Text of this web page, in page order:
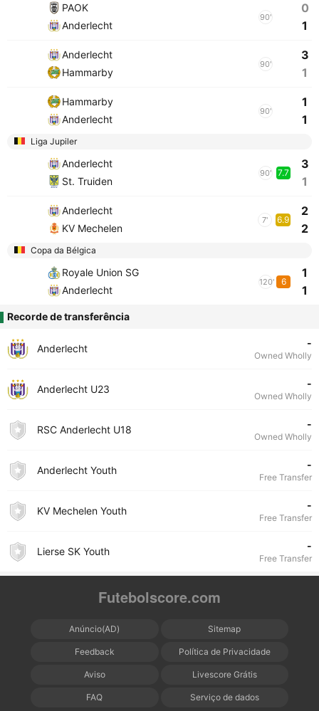
PAOK
Anderlecht
90'
0
1
Anderlecht
Hammarby
90'
3
1
Hammarby
Anderlecht
90'
1
1
Liga Jupiler
Anderlecht
St. Truiden
90' 7.7
3
1
Anderlecht
KV Mechelen
7' 6.9
2
2
Copa da Bélgica
Royale Union SG
Anderlecht
120' 6
1
1
Recorde de transferência
Anderlecht -
Owned Wholly
Anderlecht U23 -
Owned Wholly
RSC Anderlecht U18 -
Owned Wholly
Anderlecht Youth -
Free Transfer
KV Mechelen Youth -
Free Transfer
Lierse SK Youth -
Free Transfer
Futebolscore.com
Anúncio(AD) Sitemap
Feedback Política de Privacidade
Aviso Livescore Grátis
FAQ Serviço de dados